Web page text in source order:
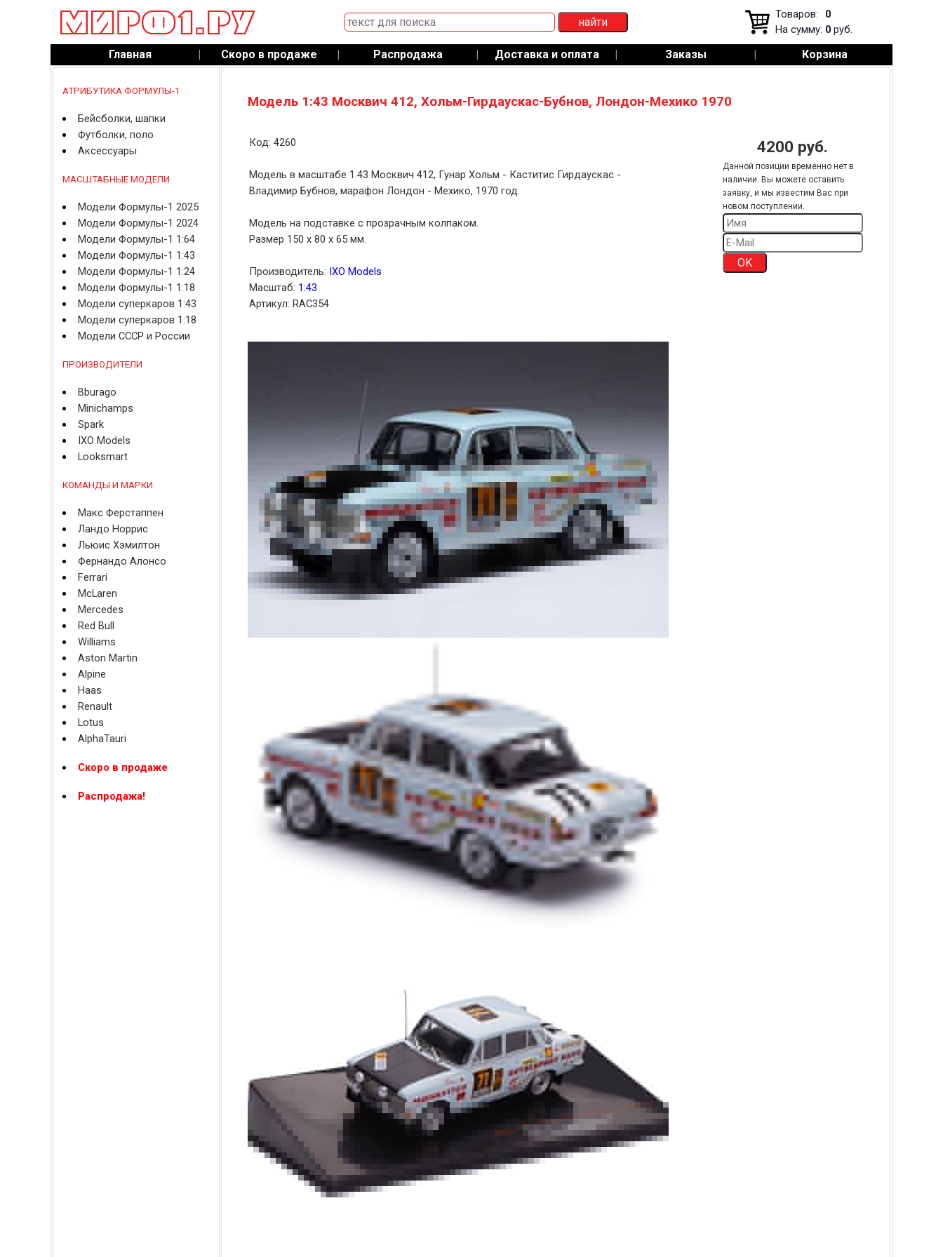
Товаров:
0
На сумму: 0 руб.
Главная | Скоро в продаже | Распродажа | Доставка и оплата | Заказы | Корзина
АТРИБУТИКА ФОРМУЛЫ-1
Бейсболки, шапки
Футболки, поло
Аксессуары
МАСШТАБНЫЕ МОДЕЛИ
Модели Формулы-1 2025
Модели Формулы-1 2024
Модели Формулы-1 1:64
Модели Формулы-1 1:43
Модели Формулы-1 1:24
Модели Формулы-1 1:18
Модели суперкаров 1:43
Модели суперкаров 1:18
Модели СССР и России
ПРОИЗВОДИТЕЛИ
Bburago
Minichamps
Spark
IXO Models
Looksmart
КОМАНДЫ И МАРКИ
Макс Ферстаппен
Ландо Норрис
Льюис Хэмилтон
Фернандо Алонсо
Ferrari
McLaren
Mercedes
Red Bull
Williams
Aston Martin
Alpine
Haas
Renault
Lotus
AlphaTauri
Скоро в продаже
Распродажа!
Модель 1:43 Москвич 412, Хольм-Гирдаускас-Бубнов, Лондон-Мехико 1970
Код: 4260
Модель в масштабе 1:43 Москвич 412, Гунар Хольм - Каститис Гирдаускас -
Владимир Бубнов, марафон Лондон - Мехико, 1970 год.
Модель на подставке с прозрачным колпаком.
Размер 150 x 80 x 65 мм.
Производитель: IXO Models
Масштаб: 1:43
Артикул: RAC354
4200 руб.
Данной позиции временно нет в
наличии. Вы можете оставить
заявку, и мы известим Вас при
новом поступлении.